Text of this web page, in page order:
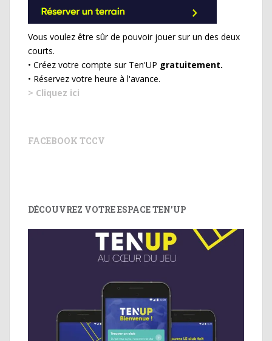
Vous voulez être sûr de pouvoir jouer sur un des deux
courts.
• Créez votre compte sur Ten'UP gratuitement.
• Réservez votre heure à l'avance.
> Cliquez ici
FACEBOOK TCCV
DÉCOUVREZ VOTRE ESPACE TEN’UP